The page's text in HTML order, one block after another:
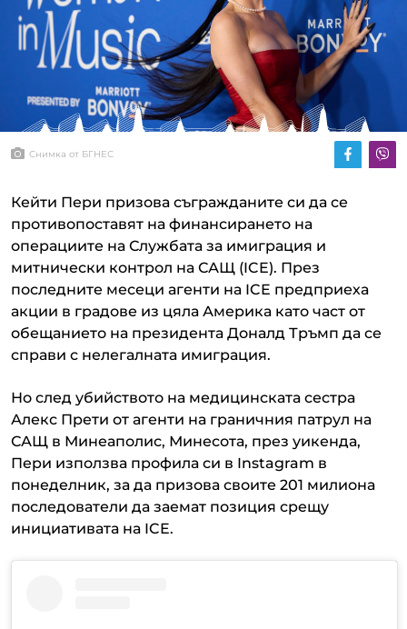
Снимка от БГНЕС
Кейти Пери призова съгражданите си да се
противопоставят на финансирането на
операциите на Службата за имиграция и
митнически контрол на САЩ (ICE). През
последните месеци агенти на ICE предприеха
акции в градове из цяла Америка като част от
обещанието на президента Доналд Тръмп да се
справи с нелегалната имиграция.
Но след убийството на медицинската сестра
Алекс Прети от агенти на граничния патрул на
САЩ в Минеаполис, Минесота, през уикенда,
Пери използва профила си в Instagram в
понеделник, за да призова своите 201 милиона
последователи да заемат позиция срещу
инициативата на ICE.